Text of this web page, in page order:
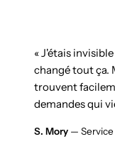
« J'étais
changé tout ça.
trouvent
demandes qui
S. Mory — Service